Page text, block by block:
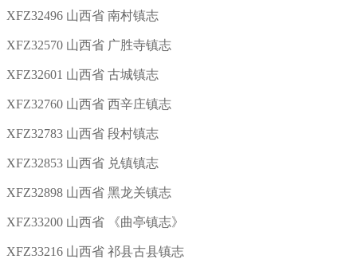
XFZ32496 山西省 南村镇志
XFZ32570 山西省 广胜寺镇志
XFZ32601 山西省 古城镇志
XFZ32760 山西省 西辛庄镇志
XFZ32783 山西省 段村镇志
XFZ32853 山西省 兑镇镇志
XFZ32898 山西省 黑龙关镇志
XFZ33200 山西省 《曲亭镇志》
XFZ33216 山西省 祁县古县镇志